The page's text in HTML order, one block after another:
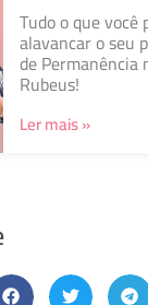
Tudo o que você
alavancar o seu
de
Rubeus!
Ler mais »